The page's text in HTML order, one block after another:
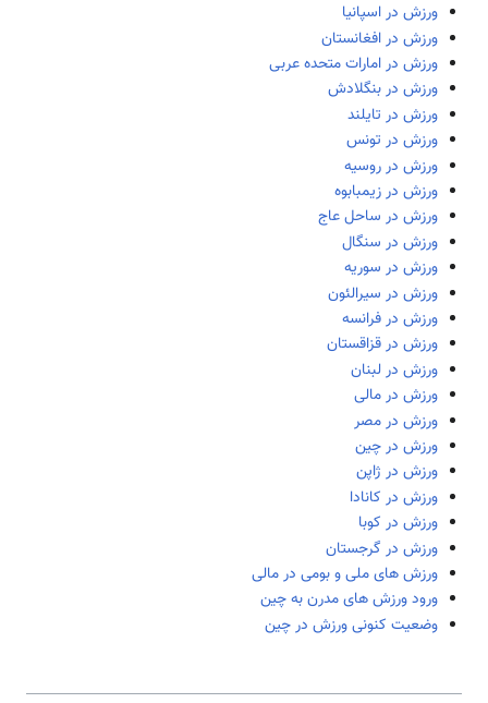
ورزش در اسپانیا
ورزش در افغانستان
ورزش در امارات متحده عربی
ورزش در بنگلادش
ورزش در تایلند
ورزش در تونس
ورزش در روسیه
ورزش در زیمبابوه
ورزش در ساحل عاج
ورزش در سنگال
ورزش در سوریه
ورزش در سیرالئون
ورزش در فرانسه
ورزش در قزاقستان
ورزش در لبنان
ورزش در مالی
ورزش در مصر
ورزش در چین
ورزش در ژاپن
ورزش در کانادا
ورزش در کوبا
ورزش در گرجستان
ورزش های ملی و بومی در مالی
ورود ورزش های مدرن به چین
وضعیت کنونی ورزش در چین